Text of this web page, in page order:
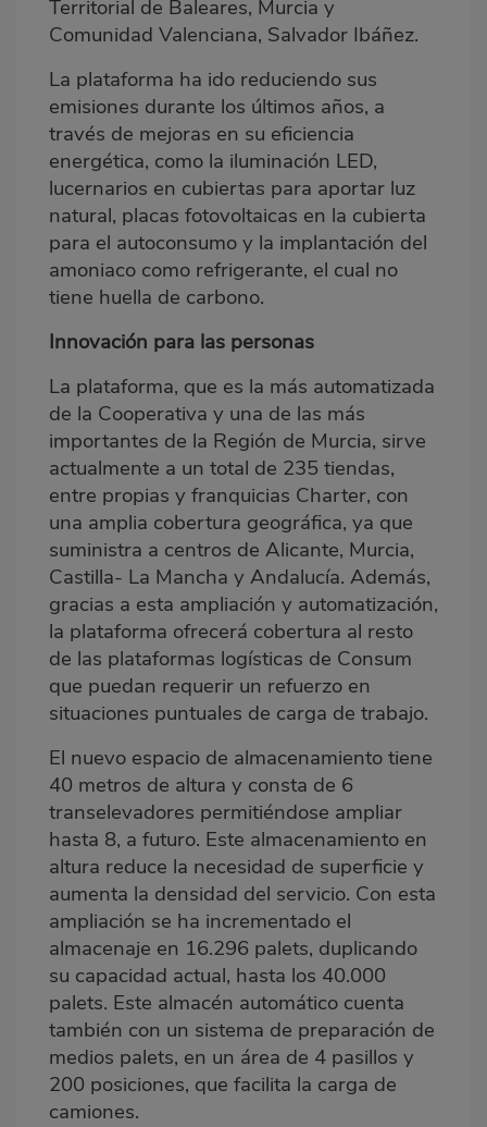
Territorial de Baleares, Murcia y
Comunidad Valenciana, Salvador Ibáñez.
La plataforma ha ido reduciendo sus
emisiones durante los últimos años, a
través de mejoras en su eficiencia
energética, como la iluminación LED,
lucernarios en cubiertas para aportar luz
natural, placas fotovoltaicas en la cubierta
para el autoconsumo y la implantación del
amoniaco como refrigerante, el cual no
tiene huella de carbono.
Innovación para las personas
La plataforma, que es la más automatizada
de la Cooperativa y una de las más
importantes de la Región de Murcia, sirve
actualmente a un total de 235 tiendas,
entre propias y franquicias Charter, con
una amplia cobertura geográfica, ya que
suministra a centros de Alicante, Murcia,
Castilla- La Mancha y Andalucía. Además,
gracias a esta ampliación y automatización,
la plataforma ofrecerá cobertura al resto
de las plataformas logísticas de Consum
que puedan requerir un refuerzo en
situaciones puntuales de carga de trabajo.
El nuevo espacio de almacenamiento tiene
40 metros de altura y consta de 6
transelevadores permitiéndose ampliar
hasta 8, a futuro. Este almacenamiento en
altura reduce la necesidad de superficie y
aumenta la densidad del servicio. Con esta
ampliación se ha incrementado el
almacenaje en 16.296 palets, duplicando
su capacidad actual, hasta los 40.000
palets. Este almacén automático cuenta
también con un sistema de preparación de
medios palets, en un área de 4 pasillos y
200 posiciones, que facilita la carga de
camiones.